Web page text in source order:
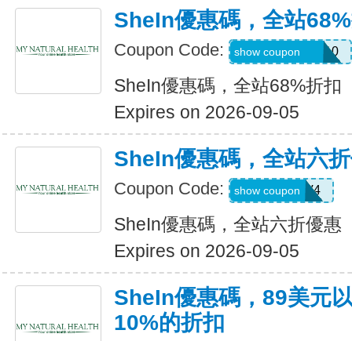
SheIn優惠碼，全站
Coupon Code: uguszx26042210
show coupon
SheIn優惠碼，全站68%折扣
Expires on 2026-09-05
SheIn優惠碼，全站六
Coupon Code: LS8V4
show coupon
SheIn優惠碼，全站六折優惠
Expires on 2026-09-05
SheIn優惠碼，89美元
10%的折扣